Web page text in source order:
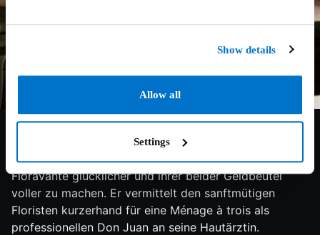
Show details
Allow all
Settings
Der angeschlagene Buchladenbesitzer Murray kommt
auf eine famose Idee, um seinen einsamen Freund
Fioravante glücklicher und ihrer beider Geldbeutel
voller zu machen. Er vermittelt den sanftmütigen
Floristen kurzerhand für eine Ménage à trois als
professionellen Don Juan an seine Hautärztin.